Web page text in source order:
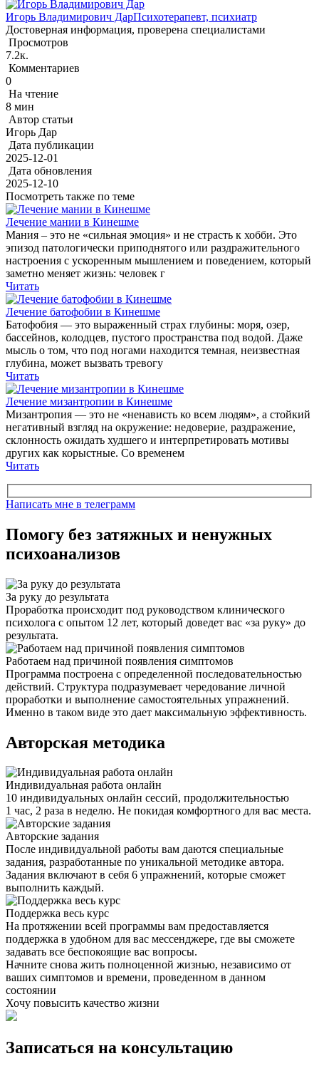
Игорь Владимирович ДарПсихотерапевт, психиатр
Достоверная информация, проверена специалистами
Просмотров
7.2к.
Комментариев
0
На чтение
8 мин
Автор статьи
Игорь Дар
Дата публикации
2025-12-01
Дата обновления
2025-12-10
Посмотреть также по теме
Лечение мании в Кинешме
Мания – это не «сильная эмоция» и не страсть к хобби. Это
эпизод патологически приподнятого или раздражительного
настроения с ускоренным мышлением и поведением, который
заметно меняет жизнь: человек г
Читать
Лечение батофобии в Кинешме
Батофобия — это выраженный страх глубины: моря, озер,
бассейнов, колодцев, пустого пространства под водой. Даже
мысль о том, что под ногами находится темная, неизвестная
глубина, может вызвать тревогу
Читать
Лечение мизантропии в Кинешме
Мизантропия — это не «ненависть ко всем людям», а стойкий
негативный взгляд на окружение: недоверие, раздражение,
склонность ожидать худшего и интерпретировать мотивы
других как корыстные. Со временем
Читать
Написать мне в телеграмм
Помогу без затяжных и ненужных
психоанализов
За руку до результата
Проработка происходит под руководством клинического
психолога с опытом 12 лет, который доведет вас «за руку» до
результата.
Работаем над причиной появления симптомов
Программа построена с определенной последовательностью
действий. Структура подразумевает чередование личной
проработки и выполнение самостоятельных упражнений.
Именно в таком виде это дает максимальную эффективность.
Авторская методика
Индивидуальная работа онлайн
10 индивидуальных онлайн сессий, продолжительностью
1 час, 2 раза в неделю. Не покидая комфортного для вас места.
Авторские задания
После индивидуальной работы вам даются специальные
задания, разработанные по уникальной методике автора.
Задания включают в себя 6 упражнений, которые сможет
выполнить каждый.
Поддержка весь курс
На протяжении всей программы вам предоставляется
поддержка в удобном для вас мессенджере, где вы сможете
задавать все беспокоящие вас вопросы.
Начните снова жить полноценной жизнью, независимо от
ваших симптомов и времени, проведенном в данном
состоянии
Хочу повысить качество жизни
Записаться на консультацию